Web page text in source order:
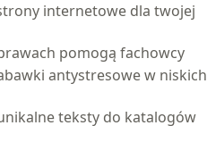
internetowe dla twojej
pomogą fachowcy
antystresowe w niskich
teksty do katalogów